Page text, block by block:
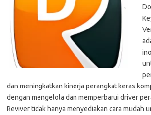
dan meningkatkan kinerja perangkat keras
dengan mengelola dan memperbarui driver
Reviver tidak hanya menyediakan cara mudah